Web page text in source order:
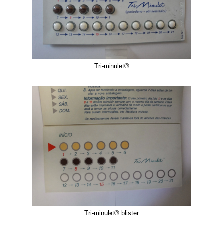
Tri-minulet®
Tri-minulet® blister